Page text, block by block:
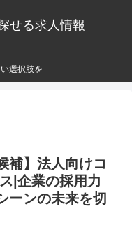
せる求人情報
選択肢を
】法人向けコ
|企業の採用力
ーンの未来を切